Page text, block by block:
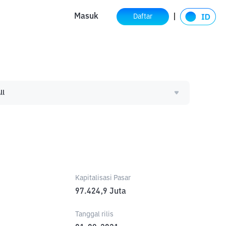
Masuk Daftar
Kapitalisasi Pasar
97.424,9 Juta
Tanggal rilis